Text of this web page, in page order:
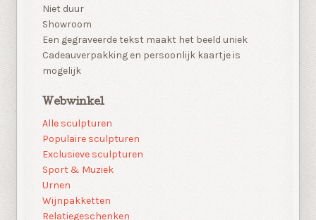
Niet duur
Showroom
Een gegraveerde tekst maakt het beeld uniek
Cadeauverpakking en persoonlijk kaartje is
mogelijk
Webwinkel
Alle sculpturen
Populaire sculpturen
Exclusieve sculpturen
Sport & Muziek
Urnen
Wijnpakketten
Relatiegeschenken